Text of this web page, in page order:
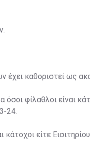
έχει καθοριστεί ως
φίλαθλοι είναι
24.
κάτοχοι είτε